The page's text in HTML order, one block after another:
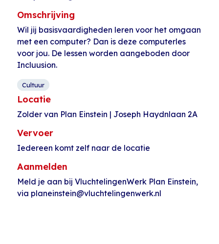
Omschrijving
Wil jij basisvaardigheden leren voor het omgaan
met een computer? Dan is deze computerles
voor jou. De lessen worden aangeboden door
Incluusion.
Cultuur
Locatie
Zolder van Plan Einstein | Joseph Haydnlaan 2A
Vervoer
Iedereen komt zelf naar de locatie
Aanmelden
Meld je aan bij VluchtelingenWerk Plan Einstein,
via planeinstein@vluchtelingenwerk.nl